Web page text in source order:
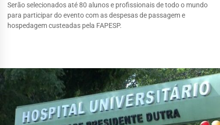
Serão selecionados até 80 alunos e profissionais de todo o mundo
para participar do evento com as despesas de passagem e
hospedagem custeadas pela FAPESP.